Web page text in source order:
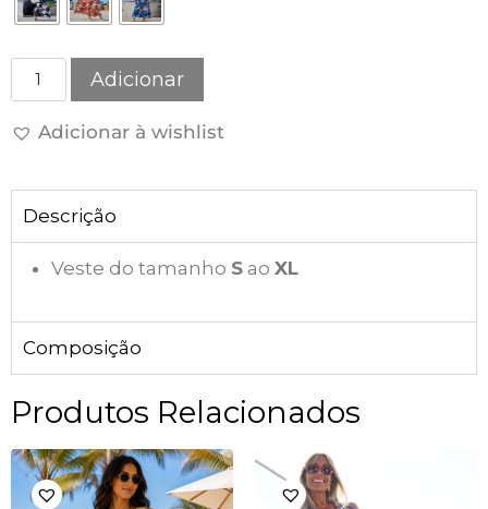
Adicionar
Adicionar à wishlist
Descrição
Veste do tamanho Sao XL
Composição
Produtos Relacionados